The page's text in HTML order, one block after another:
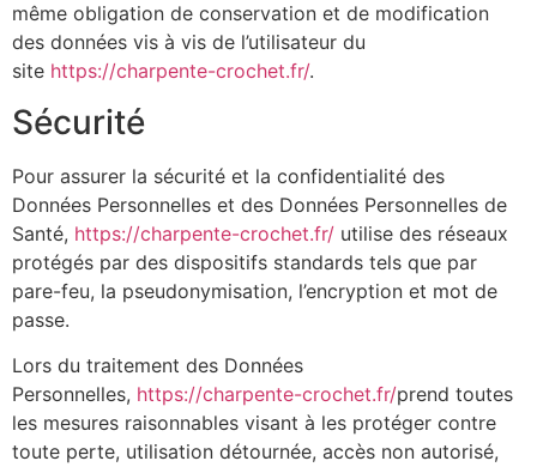
même obligation de conservation et de modification
des données vis à vis de l’utilisateur du
site https://charpente-crochet.fr/.
Sécurité
Pour assurer la sécurité et la confidentialité des
Données Personnelles et des Données Personnelles de
Santé, https://charpente-crochet.fr/ utilise des réseaux
protégés par des dispositifs standards tels que par
pare-feu, la pseudonymisation, l’encryption et mot de
passe.
Lors du traitement des Données
Personnelles, https://charpente-crochet.fr/prend toutes
les mesures raisonnables visant à les protéger contre
toute perte, utilisation détournée, accès non autorisé,